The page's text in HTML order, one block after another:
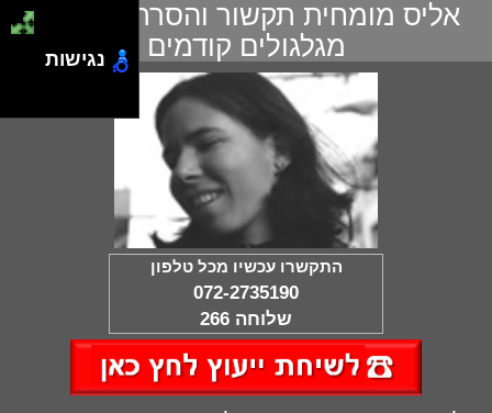
אליס מומחית תקשור והסרת חסימות
מגלגולים קודמים
התקשרו עכשיו מכל טלפון
072-2735190
שלוחה 266
נגישות